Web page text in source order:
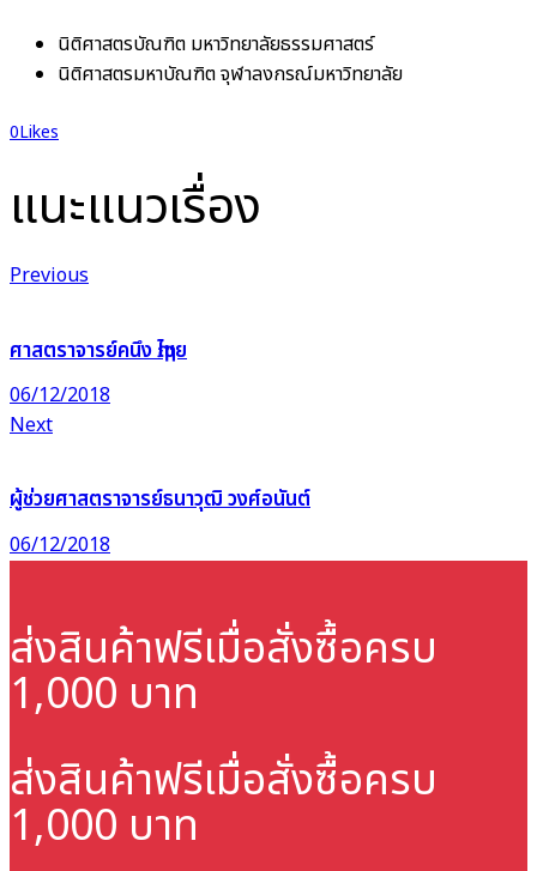
นิติศาสตรบัณฑิต มหาวิทยาลัยธรรมศาสตร์
นิติศาสตรมหาบัณฑิต จุฬาลงกรณ์มหาวิทยาลัย
0Likes
แนะแนวเรื่อง
Previous
ศาสตราจารย์คนึง ฦๅไชย
06/12/2018
Next
ผู้ช่วยศาสตราจารย์ธนาวุฒิ วงศ์อนันต์
06/12/2018
ส่งสินค้าฟรีเมื่อสั่งซื้อครบ
1,000 บาท
ส่งสินค้าฟรีเมื่อสั่งซื้อครบ
1,000 บาท